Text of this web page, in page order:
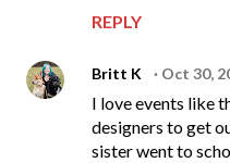
REPLY
Britt K Oct 30,
I love events like
designers to get
sister went to